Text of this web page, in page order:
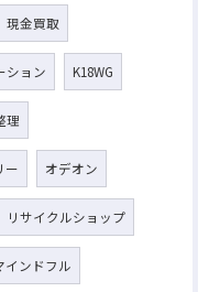
現金買取
ション K18WG
理
ー オデオン
リサイクルショップ
インドフル